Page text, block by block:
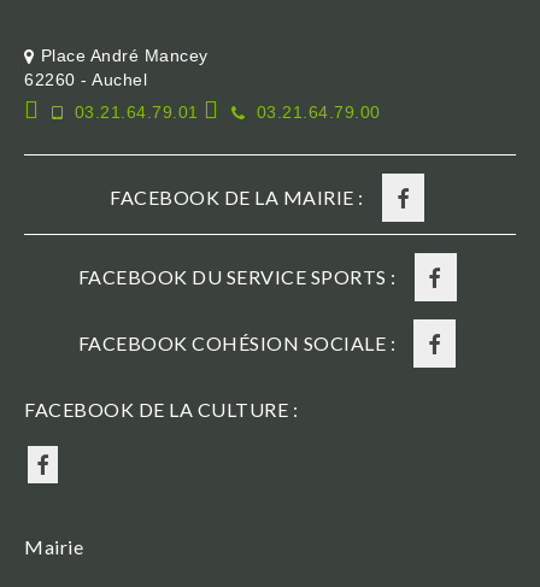
Place André Mancey
62260 - Auchel
03.21.64.79.01
03.21.64.79.00
FACEBOOK DE LA MAIRIE :
FACEBOOK DU SERVICE SPORTS :
FACEBOOK COHÉSION SOCIALE :
FACEBOOK DE LA CULTURE :
Mairie